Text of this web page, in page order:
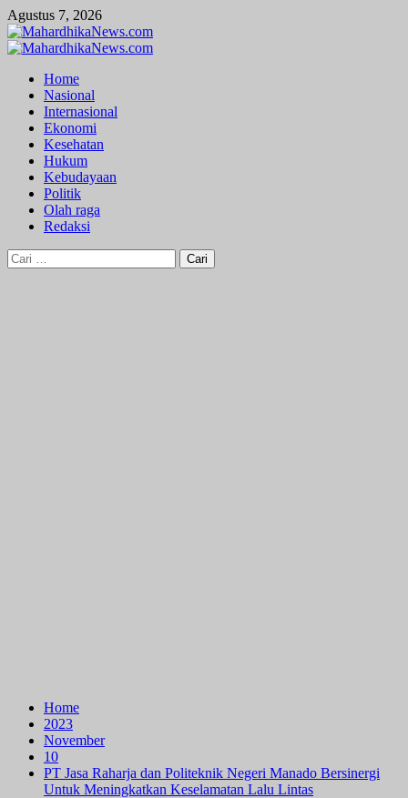
Skip
to
content
Agustus 7, 2026
Primary
Home
Nasional
Internasional
Ekonomi
Kesehatan
Hukum
Kebudayaan
Politik
Olah raga
Redaksi
Cari
untuk:
Home
2023
November
10
PT Jasa Raharja dan Politeknik Negeri Manado Bersinergi
Untuk Meningkatkan Keselamatan Lalu Lintas